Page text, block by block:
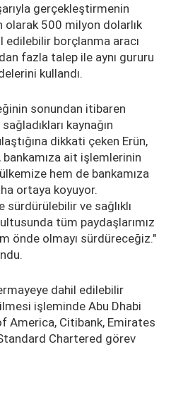
gerçekleştirmenin
olarak 500 milyon dolarlık
edilebilir borçlanma aracı
fazla talep ile aynı gururu
kullandı.
sonundan itibaren
kaynağın
dikkati çeken Erün,
bankamıza ait işlemlerinin
hem de bankamıza
ortaya koyuyor.
ve sağlıklı
tüm paydaşlarımız
önde olmayı sürdüreceğiz."
dahil edilebilir
işleminde Abu Dhabi
America, Citibank, Emirates
Chartered görev